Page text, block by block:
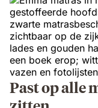
Past op alle